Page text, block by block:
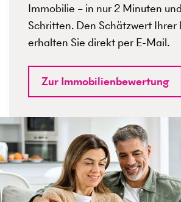
Immobilie – in nur 2 Minuten
Schritten. Den Schätzwert Ihrer
erhalten Sie direkt per E-Mail.
Zur Immobilienbewertung